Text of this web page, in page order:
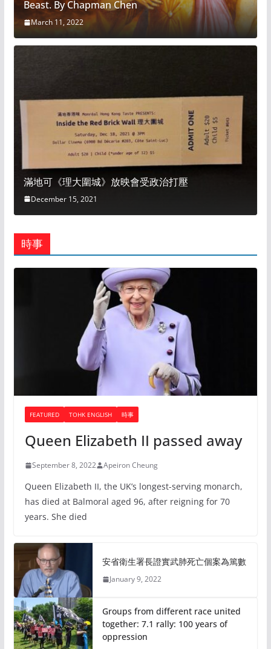
Beast. By Chapman Chen
March 11, 2022
滿地可《理大圍城》放映會受政治打壓
December 15, 2021
時事
FEATURED TOHK ENGLISH 時事
Queen Elizabeth II passed away
September 8, 2022 Apeiron Cheung
Queen Elizabeth II, the UK’s longest-serving monarch,
has died at Balmoral aged 96, after reigning for 70
years. She died
安省衛生署長證實武肺死亡個案為篤數
January 9, 2022
Groups from different race united
together: 7.1 rally: 100 years of
oppression